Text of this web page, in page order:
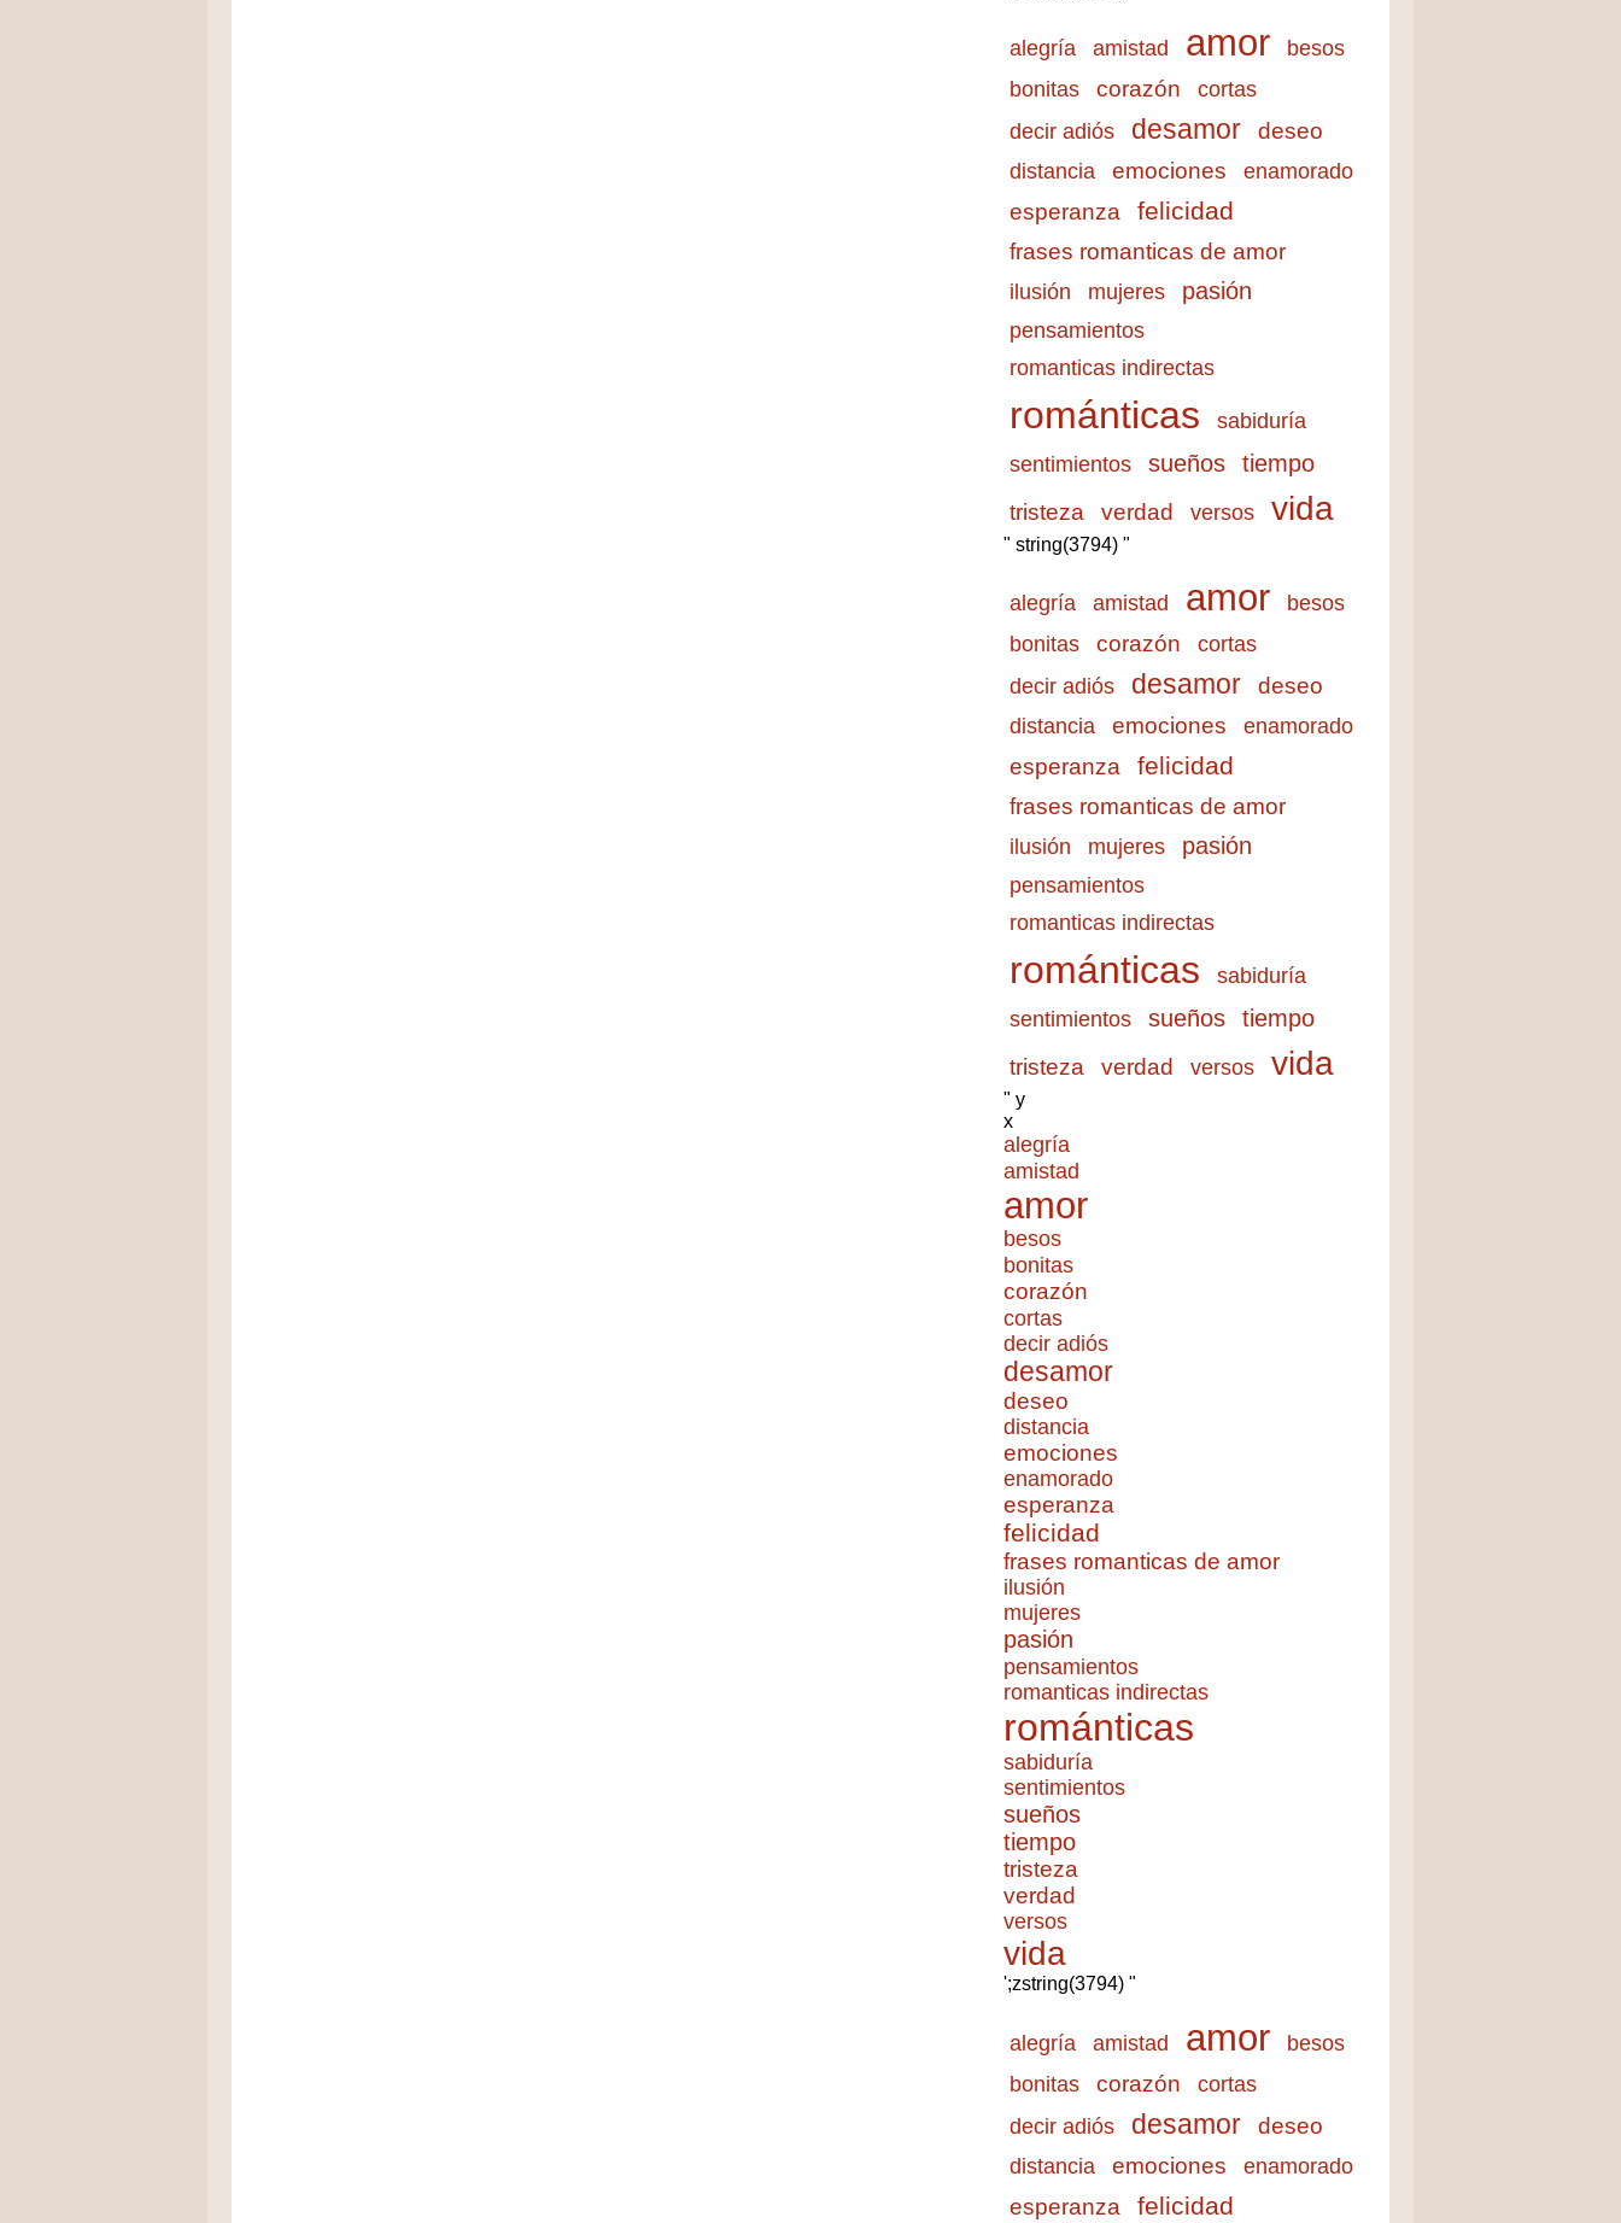
alegría amistad amor besos
bonitas corazón cortas
decir adiós desamor deseo
distancia emociones enamorado
esperanza felicidad
frases romanticas de amor
ilusión mujeres pasión
pensamientos
romanticas indirectas
románticas
sabiduría
sentimientos
sueños tiempo
tristeza verdad versos vida
" string(3794) "
alegría amistad amor besos
bonitas corazón cortas
decir adiós desamor deseo
distancia emociones enamorado
esperanza felicidad
frases romanticas de amor
ilusión mujeres pasión
pensamientos
romanticas indirectas
románticas
sabiduría
sentimientos
sueños tiempo
tristeza verdad versos vida
" y
x
alegría
amistad
amor
besos
bonitas
corazón
cortas
decir adiós
desamor
deseo
distancia
emociones
enamorado
esperanza
felicidad
frases romanticas de amor
ilusión
mujeres
pasión
pensamientos
romanticas indirectas
románticas
sabiduría
sentimientos
sueños
tiempo
tristeza
verdad
versos
vida
';zstring(3794) "
alegría amistad amor besos
bonitas corazón cortas
decir adiós desamor deseo
distancia emociones enamorado
esperanza felicidad